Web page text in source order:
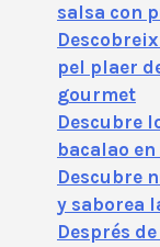
salsa con
pel plaer
gourmet
Descubre
bacalao
Descubre
y saborea
Després